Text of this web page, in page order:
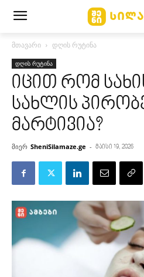
მთავარი დღის რუტინა
დღის რუტინა
იცით რომ
სახლის
მარტივია?
მიერ SheniSilamaze.ge - მაისი 19, 2026